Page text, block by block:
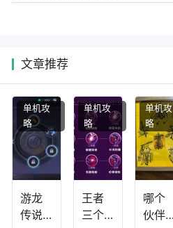
文章推荐
游龙
传说
单机攻
略
王者
三个
单机攻
略
哪个
伙伴
单机攻
略